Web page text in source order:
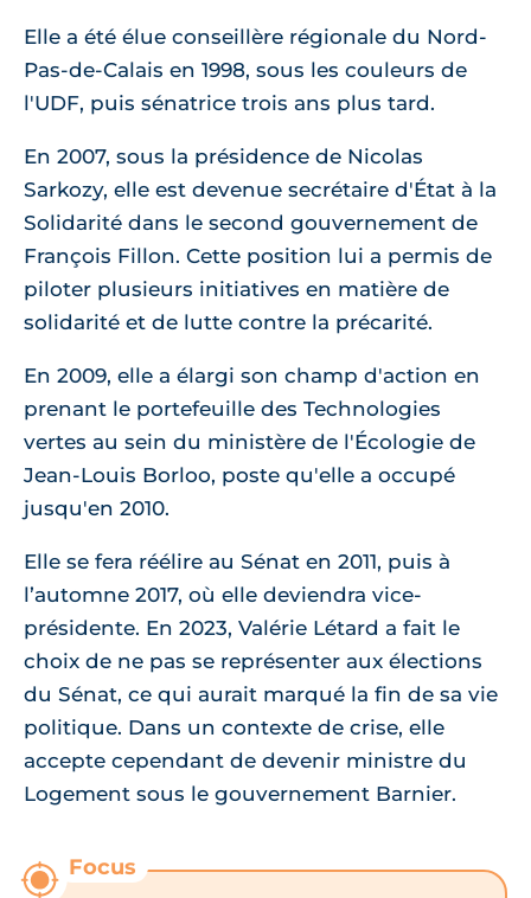
Elle a été élue conseillère régionale du Nord-
Pas-de-Calais en 1998, sous les couleurs de
l'UDF, puis sénatrice trois ans plus tard.
En 2007, sous la présidence de Nicolas
Sarkozy, elle est devenue secrétaire d'État à la
Solidarité dans le second gouvernement de
François Fillon. Cette position lui a permis de
piloter plusieurs initiatives en matière de
solidarité et de lutte contre la précarité.
En 2009, elle a élargi son champ d'action en
prenant le portefeuille des Technologies
vertes au sein du ministère de l'Écologie de
Jean-Louis Borloo, poste qu'elle a occupé
jusqu'en 2010.
Elle se fera réélire au Sénat en 2011, puis à
l’automne 2017, où elle deviendra vice-
présidente. En 2023, Valérie Létard a fait le
choix de ne pas se représenter aux élections
du Sénat, ce qui aurait marqué la fin de sa vie
politique. Dans un contexte de crise, elle
accepte cependant de devenir ministre du
Logement sous le gouvernement Barnier.